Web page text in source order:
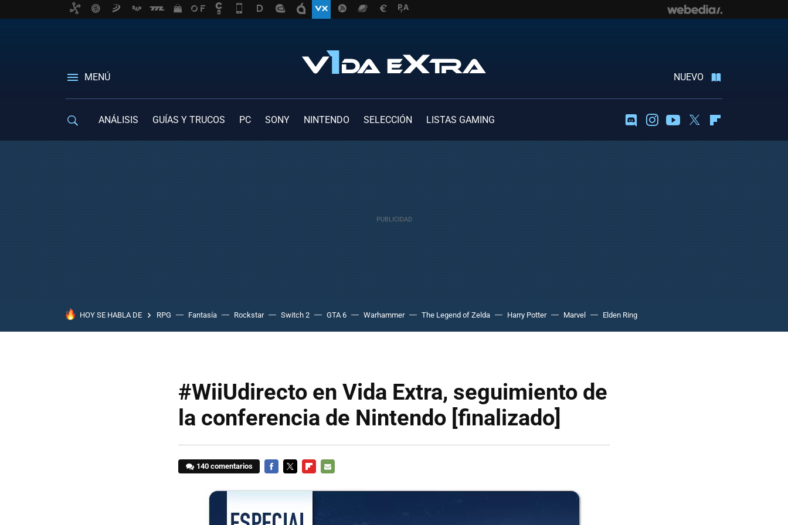
MENÚ NUEVO
ANÁLISIS GUÍAS Y TRUCOS PC SONY NINTENDO SELECCIÓN LISTAS GAMING DiscordInstagramYoutubeTwitter
HOY SE HABLA DE RPG Fantasía Rockstar Switch 2 GTA 6 Warhammer The Legend of Zelda Harry Potter Marvel Elden Ring
#WiiUdirecto en Vida Extra, seguimiento de
la conferencia de Nintendo [finalizado]
140 comentarios